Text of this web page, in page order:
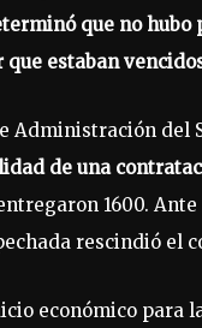
que no hubo
estaban
Administración del
de una
1600. Ante
rescindió el
económico para